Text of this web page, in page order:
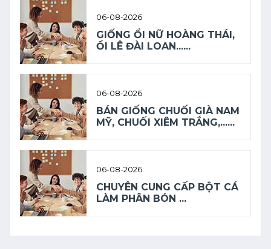
06-08-2026
GIỐNG ỔI NỮ HOÀNG THÁI,
ỔI LÊ ĐÀI LOAN......
06-08-2026
BÁN GIỐNG CHUỐI GIÀ NAM
MỸ, CHUỐI XIÊM TRẮNG,......
06-08-2026
CHUYÊN CUNG CẤP BỘT CÁ
LÀM PHÂN BÓN ...